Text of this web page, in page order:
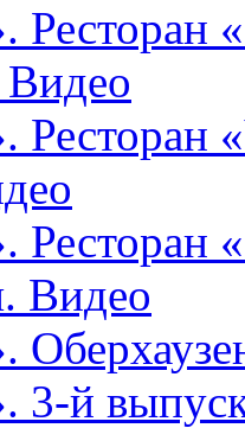
Ресторан
Видео
Ресторан
Ресторан
Видео
3-й